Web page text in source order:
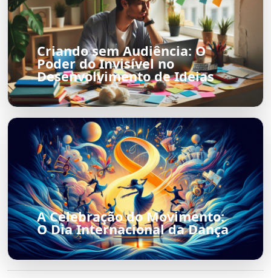
Criando sem Audiência: O
Poder do Invisível no
Desenvolvimento de Ideias
A Celebração do Movimento:
O Dia Internacional da Dança